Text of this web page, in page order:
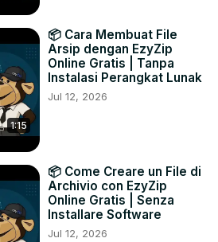
1:15
📦 Cara Membuat File
Arsip dengan EzyZip
Online Gratis | Tanpa
Instalasi Perangkat Lunak
Jul 12, 2026
📦 Come Creare un File di
Archivio con EzyZip
Online Gratis | Senza
Installare Software
Jul 12, 2026